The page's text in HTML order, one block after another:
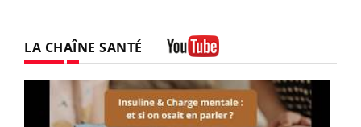
LA CHAÎNE SANTÉ